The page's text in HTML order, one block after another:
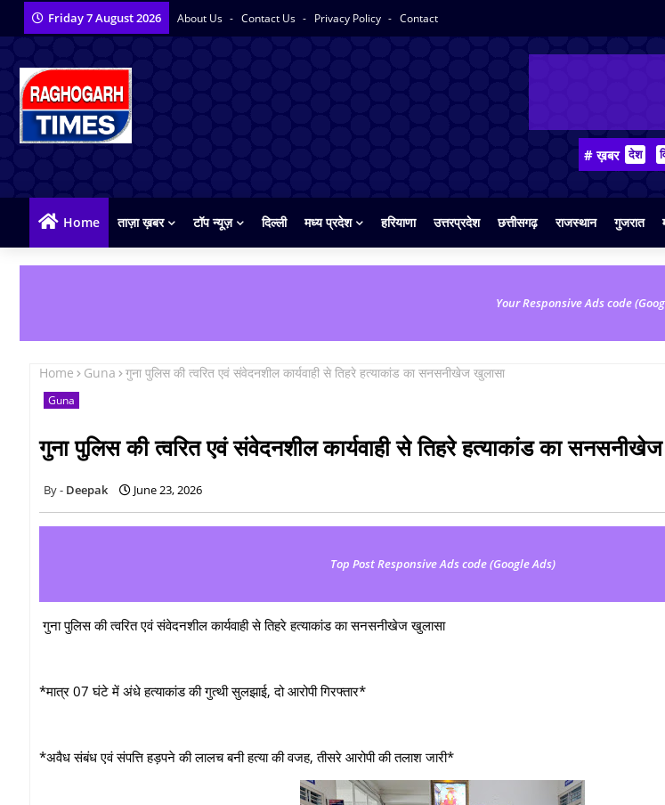
Friday 7 August 2026 About Us Contact Us Privacy Policy Contact
# ख़बर देश
Home ताज़ा ख़बर टॉप न्यूज़ दिल्ली मध्य प्रदेश हरियाणा उत्तरप्रदेश छत्तीसगढ़ राजस्थान गुजरात
Your Responsive Ads code
Home Guna गुना पुलिस की त्वरित एवं संवेदनशील कार्यवाही से तिहरे हत्याकांड का सनसनीखेज खुलासा
Guna
गुना पुलिस की त्वरित एवं संवेदनशील कार्यवाही से तिहरे हत्याकांड का
Deepak June 23, 2026
Top Post Responsive Ads code (Google Ads)
गुना पुलिस की त्वरित एवं संवेदनशील कार्यवाही से तिहरे हत्याकांड का सनसनीखेज खुलासा
*मात्र 07 घंटे में अंधे हत्याकांड की गुत्थी सुलझाई, दो आरोपी गिरफ्तार*
*अवैध संबंध एवं संपत्ति हड़पने की लालच बनी हत्या की वजह, तीसरे आरोपी की तलाश जारी*